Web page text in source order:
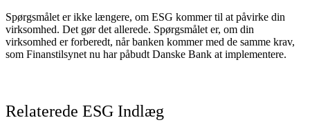
Spørgsmålet er ikke længere, om ESG kommer til at påvirke din
virksomhed. Det gør det allerede. Spørgsmålet er, om din
virksomhed er forberedt, når banken kommer med de samme krav,
som Finanstilsynet nu har påbudt Danske Bank at implementere.
Relaterede ESG Indlæg